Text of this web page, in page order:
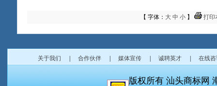
【 字体： 大 中 小 】 打印
关于我们 合作伙伴 媒体宣传 诚聘英才 在线
版权所有 汕头商标网